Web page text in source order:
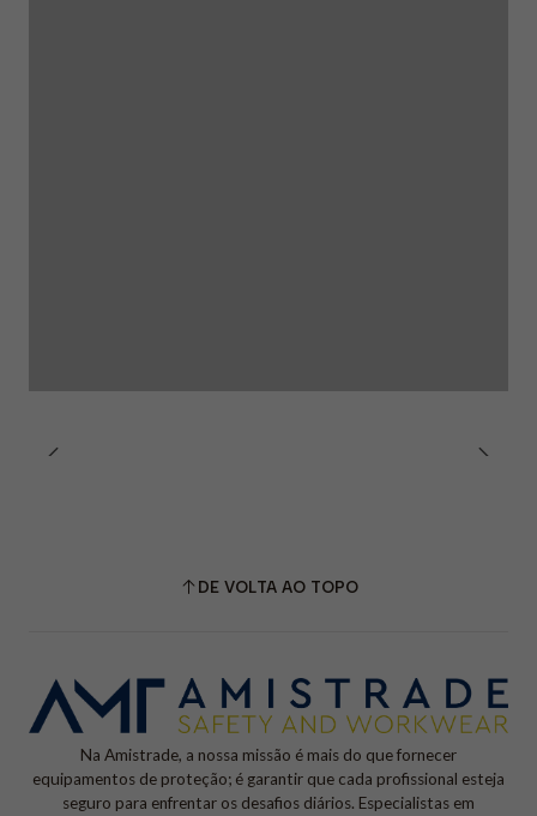
DE VOLTA AO TOPO
Na Amistrade, a nossa missão é mais do que fornecer
equipamentos de proteção; é garantir que cada profissional esteja
seguro para enfrentar os desafios diários. Especialistas em